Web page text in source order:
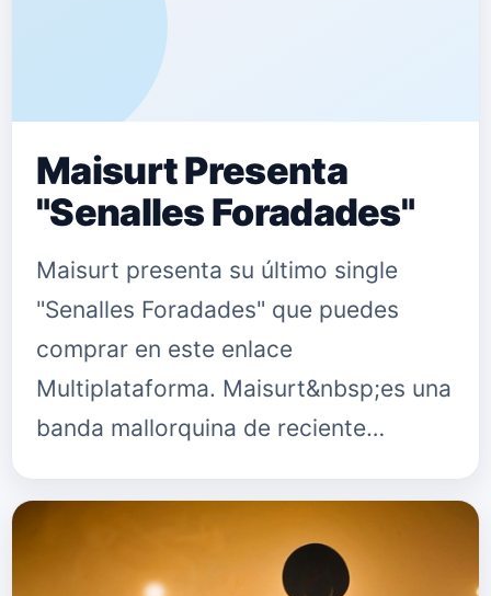
BUISAN en: Spotify:
open.spotify.com/arti…
Maisurt Presenta
"Senalles Foradades"
Maisurt presenta su último single
"Senalles Foradades" que puedes
comprar en este enlace
Multiplataforma. Maisurt&nbsp;es una
banda mallorquina de reciente
entre la poesía y la música moderna.